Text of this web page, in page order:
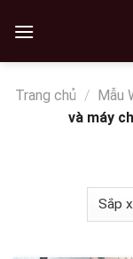
Trang chủ / Mẫu
và máy